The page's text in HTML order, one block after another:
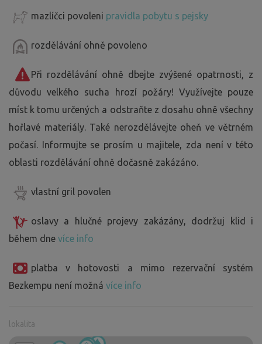
mazlíčci povoleni pravidla pobytu s pejsky
rozdělávání ohně povoleno
Při rozdělávání ohně dbejte zvýšené opatrnosti, z
důvodu velkého sucha hrozí požáry! Využívejte pouze
míst k tomu určených a odstraňte z dosahu ohně všechny
hořlavé materiály. Také nerozdělávejte oheň ve větrném
počasí. Informujte se prosím u majitele, zda není v této
oblasti rozdělávání ohně dočasně zakázáno.
vlastní gril povolen
oslavy a hlučné projevy zakázány, dodržuj klid i
během dne více info
platba v hotovosti a mimo rezervační systém
Bezkempu není možná více info
lokalita